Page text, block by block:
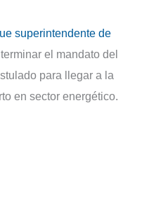
superintendente de
el mandato del
para llegar a la
en sector energético.